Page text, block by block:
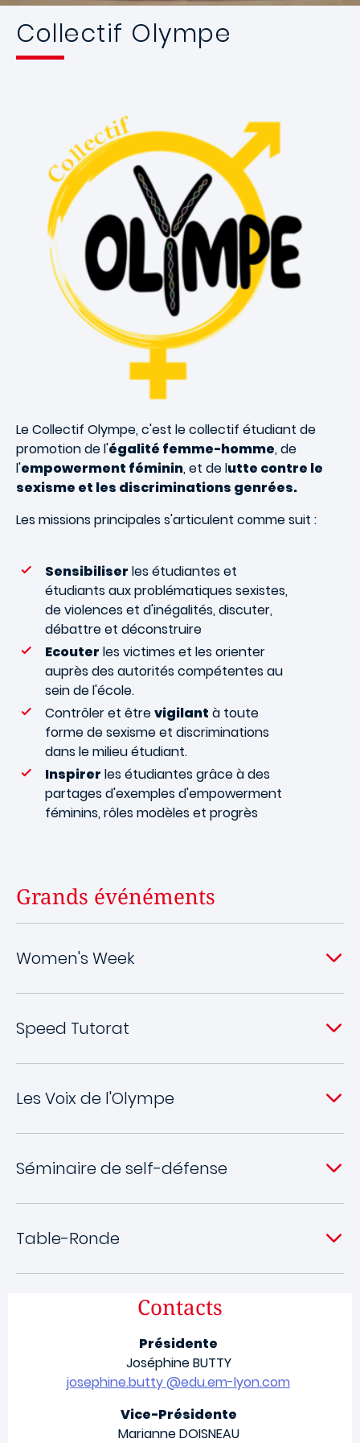
Collectif Olympe
Le Collectif Olympe, c'est le collectif étudiant de
promotion de l'égalité femme-homme, de
l'empowerment féminin, et de lutte contre le
sexisme et les discriminations genrées.
Les missions principales s'articulent comme suit :
Sensibiliser les étudiantes et
étudiants aux problématiques sexistes,
de violences et d'inégalités, discuter,
débattre et déconstruire
Ecouter les victimes et les orienter
auprès des autorités compétentes au
sein de l'école.
Contrôler et êtrevigilant à toute
forme de sexisme et discriminations
dans le milieu étudiant.
Inspirer les étudiantes grâce à des
partages d'exemples d'empowerment
féminins, rôles modèles et progrès
Grands événéments
Women's Week
Speed Tutorat
Les Voix de l'Olympe
Séminaire de self-défense
Table-Ronde
Contacts
Présidente
Joséphine BUTTY
josephine.butty @edu.em-lyon.com
Vice-Présidente
Marianne DOISNEAU